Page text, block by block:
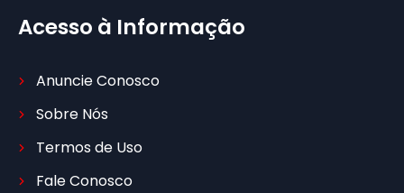
Acesso à Informação
Anuncie Conosco
Sobre Nós
Termos de Uso
Fale Conosco